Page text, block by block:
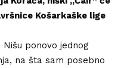
Košarkaške lige
ponovo jednog
na šta sam posebno